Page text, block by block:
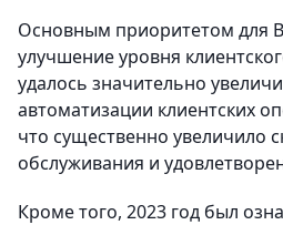
Основным приоритетом для
улучшение уровня
удалось значительно
автоматизации клиентских
что существенно увеличило
обслуживания и
Кроме того, 2023 год был